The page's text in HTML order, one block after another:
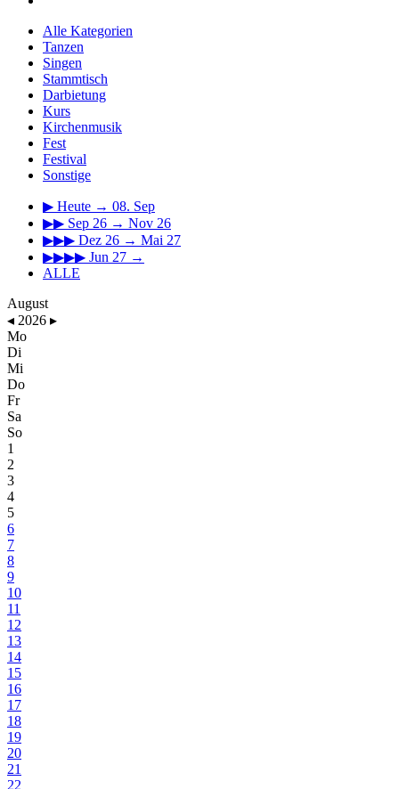
Alle Kategorien
Tanzen
Singen
Stammtisch
Darbietung
Kurs
Kirchenmusik
Fest
Festival
Sonstige
▶ Heute → 08. Sep
▶▶ Sep 26 → Nov 26
▶▶▶ Dez 26 → Mai 27
▶▶▶▶ Jun 27 →
ALLE
August
◂ 2026 ▸
Mo
Di
Mi
Do
Fr
Sa
So
1
2
3
4
5
6
7
8
9
10
11
12
13
14
15
16
17
18
19
20
21
22